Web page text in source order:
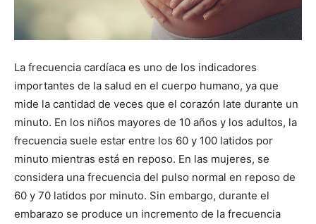
La frecuencia cardíaca es uno de los indicadores
importantes de la salud en el cuerpo humano, ya que
mide la cantidad de veces que el corazón late durante un
minuto. En los niños mayores de 10 años y los adultos, la
frecuencia suele estar entre los 60 y 100 latidos por
minuto mientras está en reposo. En las mujeres, se
considera una frecuencia del pulso normal en reposo de
60 y 70 latidos por minuto. Sin embargo, durante el
embarazo se produce un incremento de la frecuencia